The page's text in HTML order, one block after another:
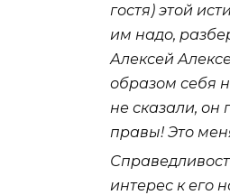
гостя) этой
им надо,
Алексей
образом себя
не сказали, он
правы! Это
интерес к его